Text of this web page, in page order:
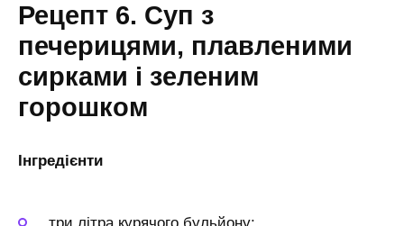
Рецепт 6. Суп з
печерицями, плавленими
сирками і зеленим
горошком
Інгредієнти